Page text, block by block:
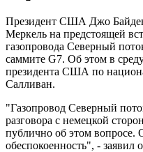
Президент США Джо
Меркель на предстоящей
газопровода Северный
саммите G7. Об этом в
президента США по
Салливан.
"Газопровод Северный
разговора с немецкой
публично об этом
обеспокоенность", - заявил